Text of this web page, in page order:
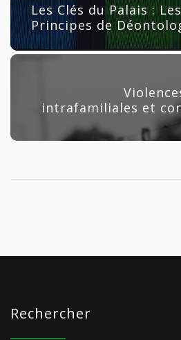
Les Clés du Palais :
Principes de
intrafamiliales et
Rechercher